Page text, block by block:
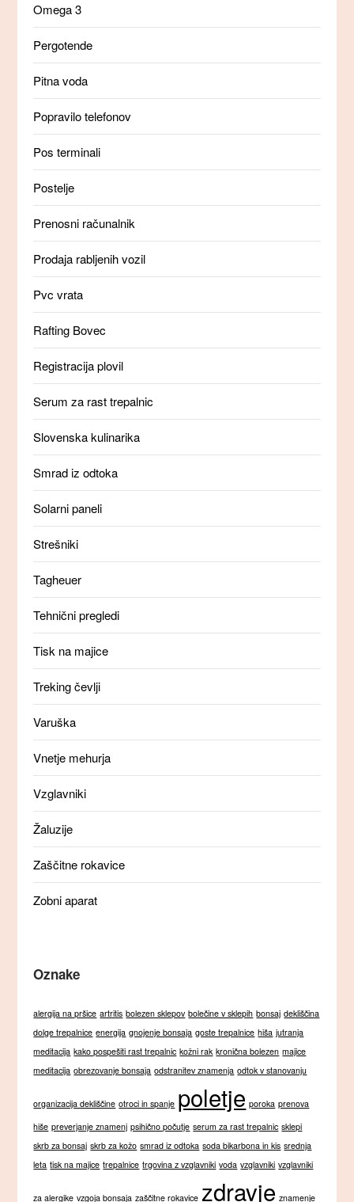
Omega 3
Pergotende
Pitna voda
Popravilo telefonov
Pos terminali
Postelje
Prenosni računalnik
Prodaja rabljenih vozil
Pvc vrata
Rafting Bovec
Registracija plovil
Serum za rast trepalnic
Slovenska kulinarika
Smrad iz odtoka
Solarni paneli
Strešniki
Tagheuer
Tehnični pregledi
Tisk na majice
Treking čevlji
Varuška
Vnetje mehurja
Vzglavniki
Žaluzije
Zaščitne rokavice
Zobni aparat
Oznake
alergija na pršice artritis bolezen sklepov bolečine v sklepih bonsaj dekliščina
dolge trepalnice energija gnojenje bonsaja goste trepalnice hiša jutranja
meditacija kako pospešiti rast trepalnic kožni rak kronična bolezen majice
meditacija obrezovanje bonsaja odstranitev znamenja odtok v stanovanju
organizacija dekliščine otroci in spanje poletje poroka prenova
hiše preverjanje znamenj psihično počutje serum za rast trepalnic sklepi
skrb za bonsaj skrb za kožo smrad iz odtoka soda bikarbona in kis srednja
leta tisk na majice trepalnice trgovina z vzglavniki voda vzglavniki vzglavniki
za alergike vzgoja bonsaja zaščitne rokavice zdravje znamenje